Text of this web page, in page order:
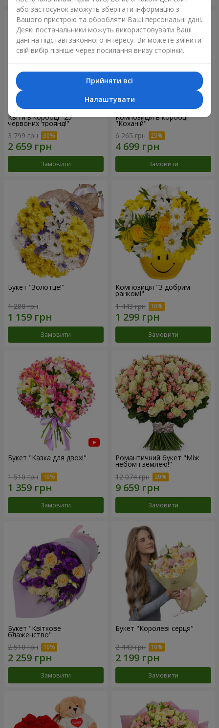
Квіти в коробці "25
червоних троянд!"
3 799 грн
Замовити
Композиція в коробці
"Коханій"
6 265 грн
Замовити
Букет "Золотце!"
1 288 грн
Замовити
Композиція "З добрим
ранком!"
1 443 грн
Замовити
Букет "Казка для двох!"
1 510 грн
Замовити
Романтичний букет "Між
небом і землею!"
12 074 грн
Замовити
Букет "Квіткове
блаженство"
2 510 грн
Замовити
Букет "Королеві серця"
2 443 грн
Замовити
або застосунок зможуть зберігати інформацію з
Вашого пристрою та обробляти Ваші персональні дані.
Деякі постачальники можуть використовувати Ваші
дані на підставі законного інтересу. Ви можете змінити
свій вибір пізніше через посилання внизу сторінки.
Прийняти всі
Налаштувати